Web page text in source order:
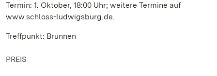
Termin: 1. Oktober, 18:00 Uhr; weitere Termine auf
www.schloss-ludwigsburg.de.
Treffpunkt: Brunnen
PREIS